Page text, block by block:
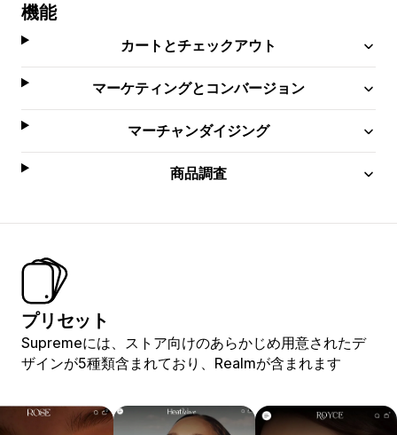
機能
カートとチェックアウト
マーケティングとコンバージョン
マーチャンダイジング
商品調査
プリセット
Supremeには、ストア向けのあらかじめ用意されたデ
ザインが5種類含まれており、Realmが含まれます